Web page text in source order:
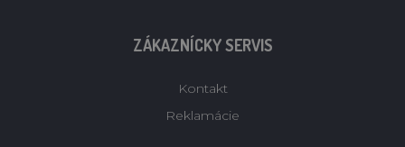
ZÁKAZNÍCKY SERVIS
Kontakt
Reklamácie